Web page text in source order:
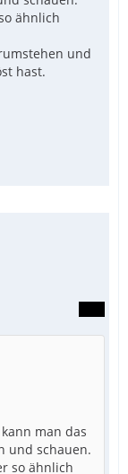
ähnlich
und
hast.
man das
und schauen.
so ähnlich